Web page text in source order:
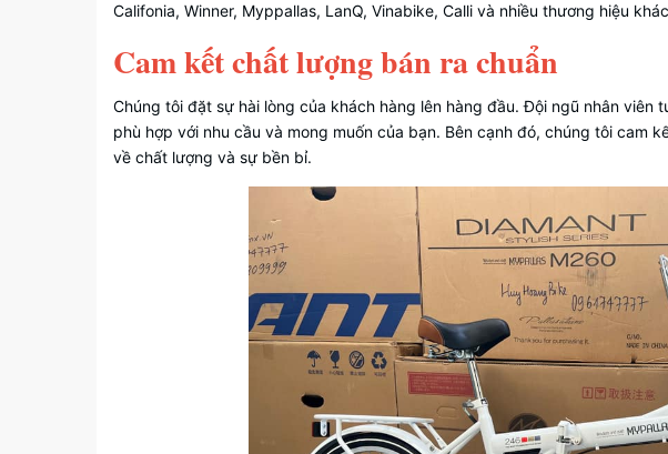
Califonia, Winner, Myppallas, LanQ, Vinabike, Calli và nhiều thương hiệu
Cam kết chất lượng bán ra chuẩn
Chúng tôi đặt sự hài lòng của khách hàng lên hàng đầu. Đội ngũ nhân viên
phù hợp với nhu cầu và mong muốn của bạn. Bên cạnh đó, chúng tôi cam
về chất lượng và sự bền bỉ.